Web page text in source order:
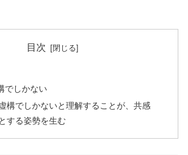
目次
でしかない
構でしかないと理解することが、共感
する姿勢を生む